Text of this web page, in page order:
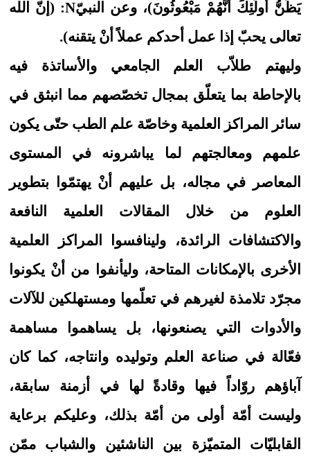
يَظُنُّ أُولَئِكَ أَنَّهُمْ مَبْعُوثُونَ)، وعن النبيّN: (إنّ الله
تعالى يحبّ إذا عمل أحدكم عملاً أنْ يتقنه).
وليهتم طلاّب العلم الجامعي والأساتذة فيه
بالإحاطة بما يتعلّق بمجال تخصّصهم مما انبثق في
سائر المراكز العلمية وخاصّة علم الطب حتّى يكون
علمهم ومعالجتهم لما يباشرونه في المستوى
المعاصر في مجاله، بل عليهم أنْ يهتمّوا بتطوير
العلوم من خلال المقالات العلمية النافعة
والاكتشافات الرائدة، ولينافسوا المراكز العلمية
الأخرى بالإمكانات المتاحة، وليأنفوا من أنْ يكونوا
مجرّد تلامذة لغيرهم في تعلّمها ومستهلكين للآلات
والأدوات التي يصنعونها، بل يساهموا مساهمة
فعّالة في صناعة العلم وتوليده وانتاجه، كما كان
آباؤهم روّاداً فيها وقادةً لها في أزمنة سابقة،
وليست أمّة أولى من أمّة بذلك، وعليكم برعاية
القابليّات المتميّزة بين الناشئين والشباب ممّن